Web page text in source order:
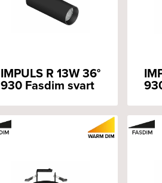
IMPULS R 13W 36°
930 Fasdim svart